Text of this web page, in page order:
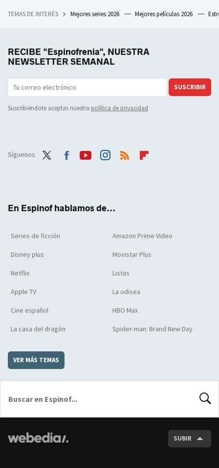
TEMAS DE INTERÉS Mejores series 2026 Mejores películas 2026
RECIBE "Espinofrenia", NUESTRA
NEWSLETTER SEMANAL
SUSCRIBIR
Suscribiéndote aceptas nuestra política de privacidad
Síguenos
En Espinof hablamos de...
Series de ficción Amazon Prime Video
Disney plus Movistar Plus
Netflix Listas
Apple TV La odisea
Cine español HBO Max
La casa del dragón Spider-man: Brand New Day
VER MÁS TEMAS
SUBIR